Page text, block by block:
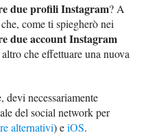
due profili Instagram? A
come ti spiegherò nei
due account Instagram
che effettuare una nuova
devi necessariamente
del social network per
alternativi) eiOS.